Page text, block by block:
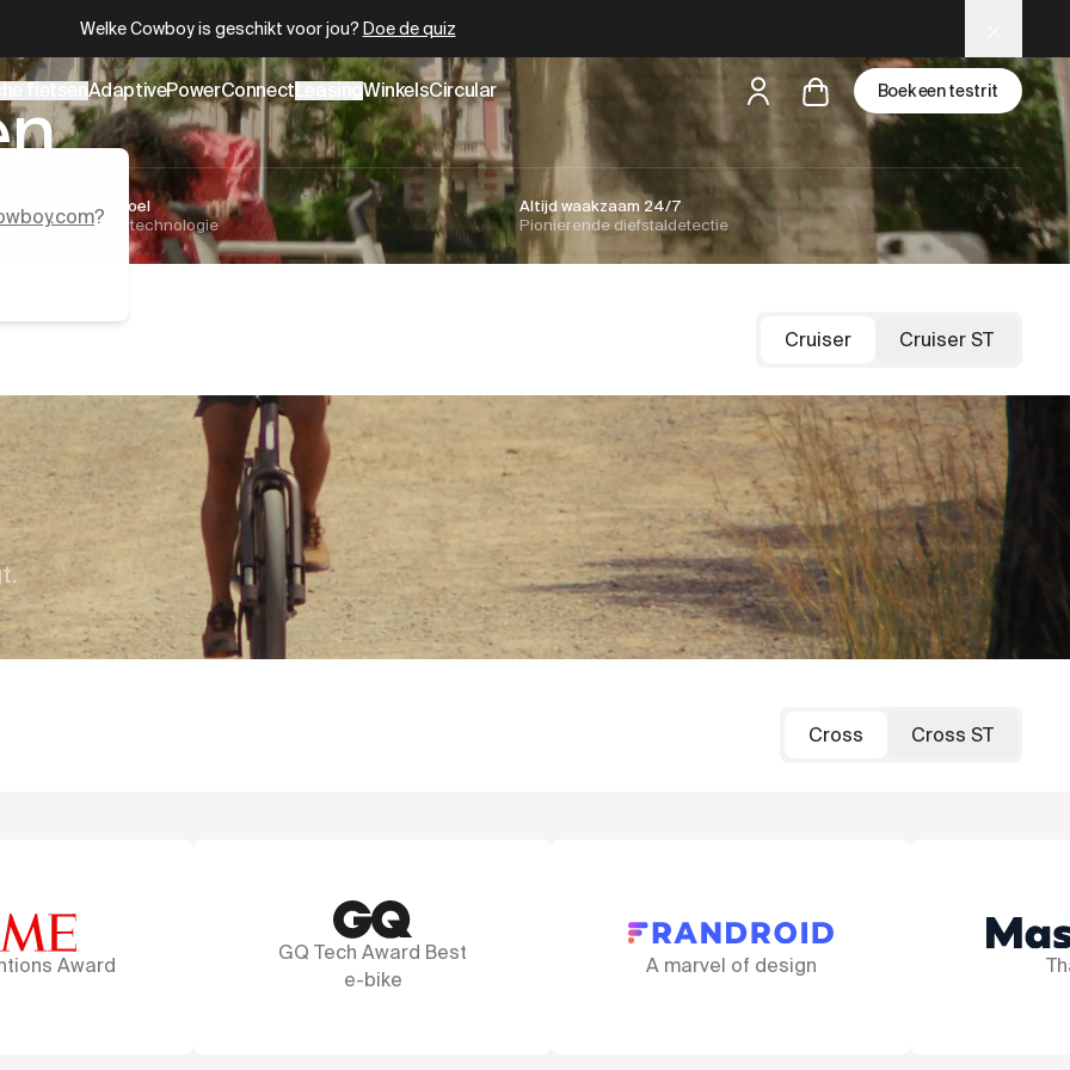
Cowboy is terug.Meer informatie
AdaptivePowerConnect WinkelsCircular Boek een testrit
een testride is dichtbij
Natuurlijk rijgevoel
AdaptivePower technologie
Altijd waakzaam 24/7
Pionierende diefstal­detectie
Cruiser Cruiser ST
Cross Cross ST
A marvel of design That fork!
A new e-bike
?